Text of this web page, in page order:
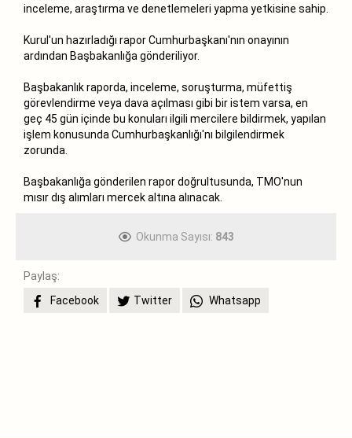
inceleme, araştırma ve denetlemeleri yapma yetkisine sahip.
Kurul'un hazırladığı rapor Cumhurbaşkanı'nın onayının
ardından Başbakanlığa gönderiliyor.
Başbakanlık raporda, inceleme, soruşturma, müfettiş
görevlendirme veya dava açılması gibi bir istem varsa, en
geç 45 gün içinde bu konuları ilgili mercilere bildirmek, yapılan
işlem konusunda Cumhurbaşkanlığı'nı bilgilendirmek
zorunda.
Başbakanlığa gönderilen rapor doğrultusunda, TMO'nun
mısır dış alımları mercek altına alınacak.
Okunma Sayısı: 843
Paylaş:
Facebook
Twitter Whatsapp